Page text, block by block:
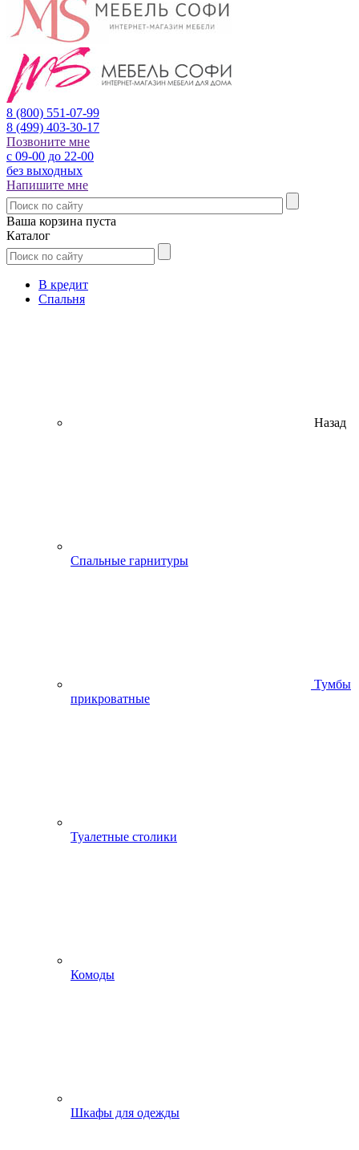
8 (800) 551-07-99
8 (499) 403-30-17
Позвоните мне
с 09-00 до 22-00
без выходных
Напишите мне
Ваша корзина пуста
Каталог
В кредит
Спальня
Назад
Спальные гарнитуры
Тумбы
прикроватные
Туалетные столики
Комоды
Шкафы для одежды